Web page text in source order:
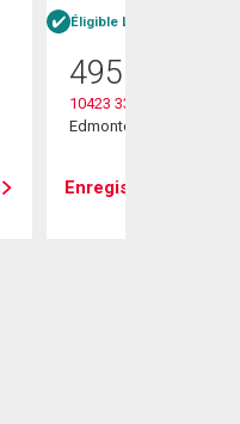
Éligible Louer pour acheter
495 000
10423 33 Avenue Nw
Edmonton, AB
Enregistrer